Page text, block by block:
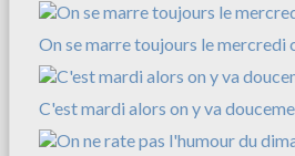
On se marre toujours le mercredi
C'est mardi alors on y va